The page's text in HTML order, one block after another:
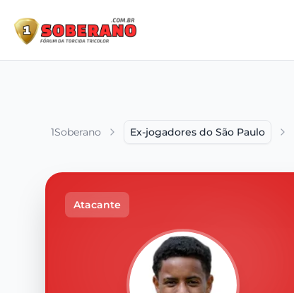
1Soberano Ex-jogadores do São Paulo
Atacante